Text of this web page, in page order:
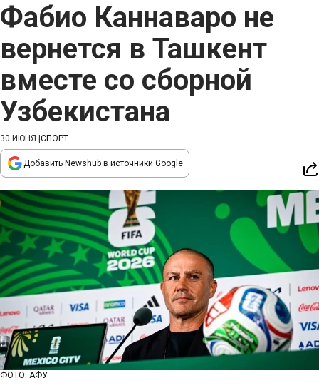
Фабио Каннаваро не
вернется в Ташкент
вместе со сборной
Узбекистана
30 ИЮНЯ СПОРТ
Добавить Newshub в источники Google
ФОТО: АФУ